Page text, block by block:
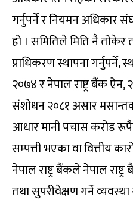
गर्नुपर्ने र नियमन अधिकार
हो । समितिले मिति नै तोकेर
प्राधिकरण स्थापना
२०७४ र नेपाल राष्ट्र बैंक
संशोधन २०८१ असार
आधार मानी पचास करोड
सम्पत्ती भएका वा वित्तीय
नेपाल राष्ट्र बैंकले नेपाल
तथा सुपरीवेक्षण गर्ने व्यवस्था